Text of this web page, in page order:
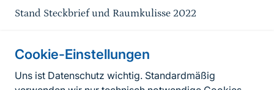
Cookie-Einstellungen
Uns ist Datenschutz wichtig. Standardmäßig
Stand Steckbrief und Raumkulisse 2022
Informationen zur Seite